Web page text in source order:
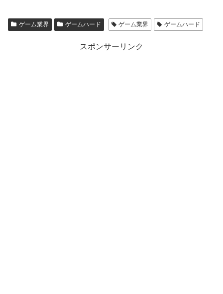
ゲーム業界 ゲームハード ゲーム業界 ゲームハード
スポンサーリンク